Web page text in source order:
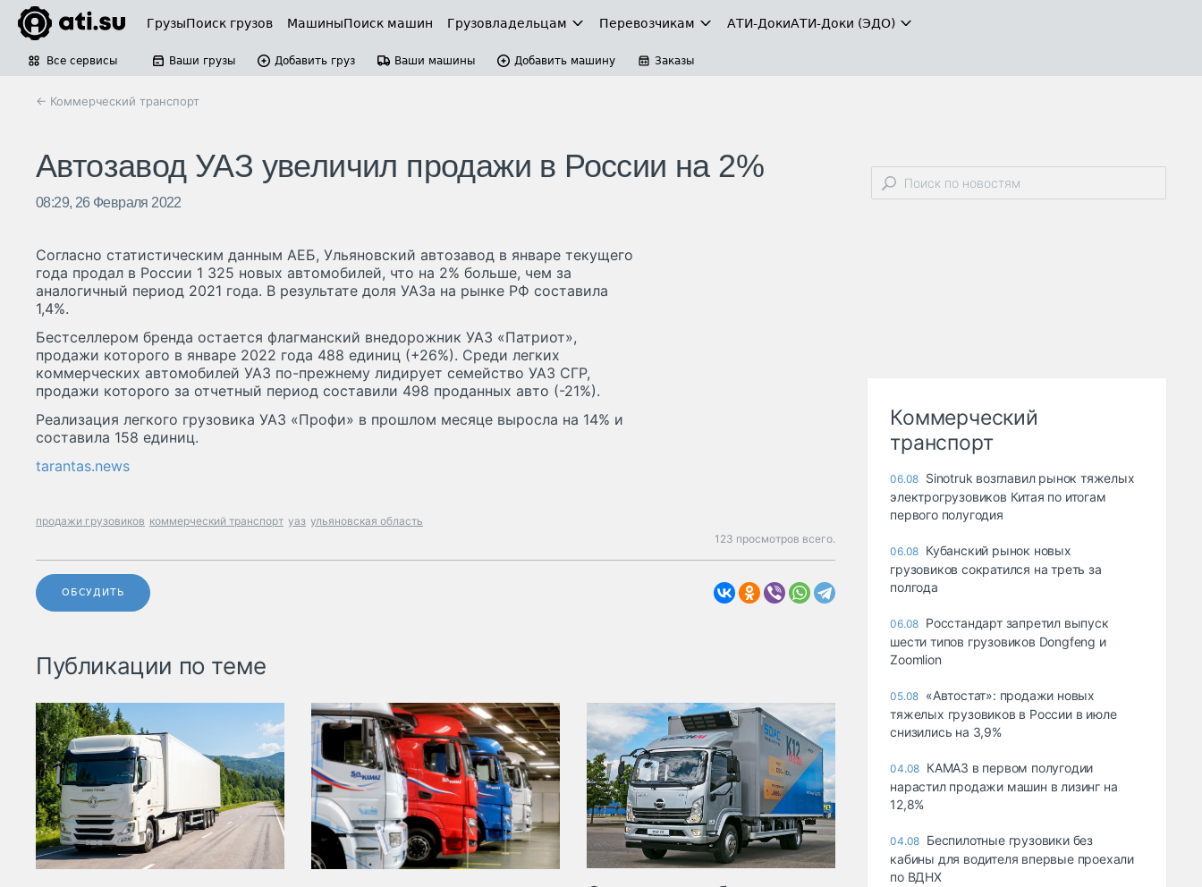
ГрузыПоиск грузов МашиныПоиск машин Грузовладельцам Перевозчикам АТИ-ДокиАТИ-Доки (ЭДО)
Все сервисы Ваши грузы Добавить груз Ваши машины Добавить машину Заказы
← Коммерческий транспорт
Автозавод УАЗ увеличил продажи в России на 2%
08:29, 26 Февраля 2022
Согласно статистическим данным АЕБ, Ульяновский автозавод в январе текущего
года продал в России 1 325 новых автомобилей, что на 2% больше, чем за
аналогичный период 2021 года. В результате доля УАЗа на рынке РФ составила
1,4%.
Бестселлером бренда остается флагманский внедорожник УАЗ «Патриот»,
продажи которого в январе 2022 года 488 единиц (+26%). Среди легких
коммерческих автомобилей УАЗ по-прежнему лидирует семейство УАЗ СГР,
продажи которого за отчетный период составили 498 проданных авто (-21%).
Реализация легкого грузовика УАЗ «Профи» в прошлом месяце выросла на 14% и
составила 158 единиц.
tarantas.news
продажи грузовиков коммерческий транспорт уаз ульяновская область
123 просмотров всего.
ОБСУДИТЬ
Публикации по теме
Коммерческий
транспорт
06.08 Sinotruk возглавил рынок тяжелых
электрогрузовиков Китая по итогам
первого полугодия
06.08 Кубанский рынок новых
грузовиков сократился на треть за
полгода
06.08 Росстандарт запретил выпуск
шести типов грузовиков Dongfeng и
Zoomlion
05.08 «Автостат»: продажи новых
тяжелых грузовиков в России в июле
снизились на 3,9%
04.08 КАМАЗ в первом полугодии
нарастил продажи машин в лизинг на
12,8%
04.08 Беспилотные грузовики без
кабины для водителя впервые проехали
по ВДНХ